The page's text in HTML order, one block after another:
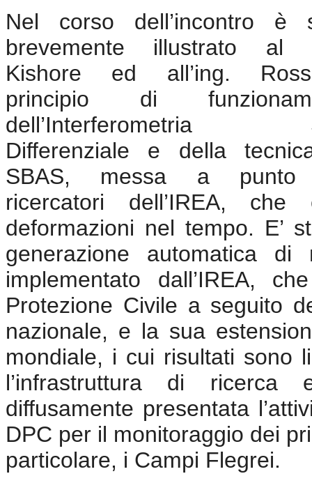
Nel corso dell’incontro è
brevemente illustrato al
Kishore ed all’ing.
principio di
dell’Interferometria
Differenziale e della
SBAS, messa a punto
ricercatori dell’IREA,
deformazioni nel tempo. E’
generazione automatica
implementato dall’IREA, che
Protezione Civile a seguito
nazionale, e la sua
mondiale, i cui risultati sono
l’infrastruttura di ricerca
diffusamente presentata
DPC per il monitoraggio dei
particolare, i Campi Flegrei.